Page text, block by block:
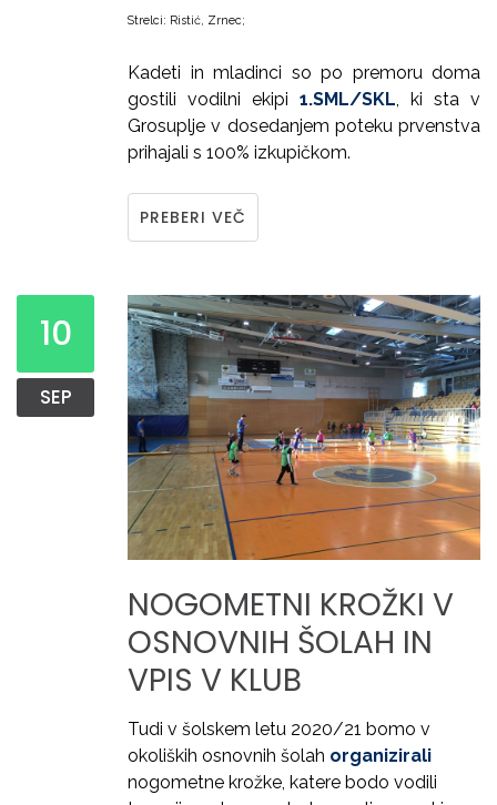
Strelci: Ristić, Zrnec;
Kadeti in mladinci so po premoru doma
gostili vodilni ekipi 1.SML/SKL, ki sta v
Grosuplje v dosedanjem poteku prvenstva
prihajali s 100% izkupičkom.
PREBERI VEČ
10
SEP
NOGOMETNI KROŽKI V
OSNOVNIH ŠOLAH IN
VPIS V KLUB
Tudi v šolskem letu 2020/21 bomo v
okoliških osnovnih šolah organizirali
nogometne krožke, katere bodo vodili